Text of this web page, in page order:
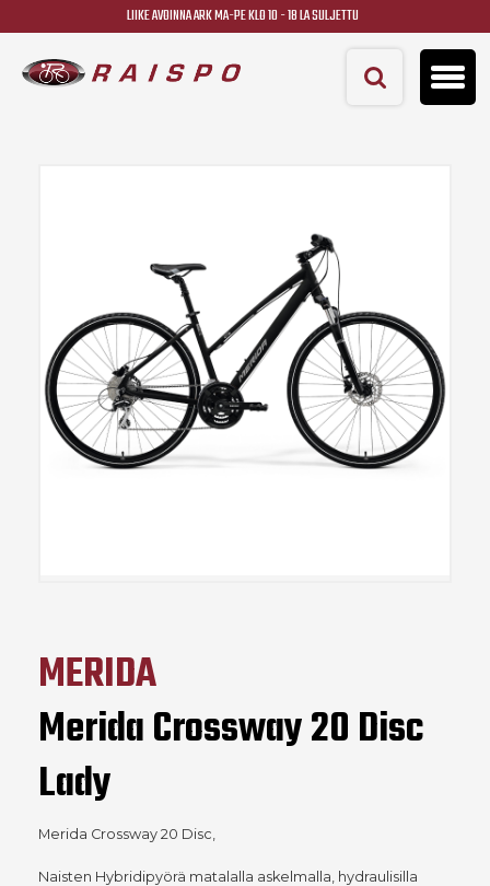
LIIKE AVOINNA ARK MA-PE KLO 10 - 18 LA SULJETTU
MERIDA
Merida Crossway 20 Disc
Lady
Merida Crossway 20 Disc,
Naisten Hybridipyörä matalalla askelmalla, hydraulisilla